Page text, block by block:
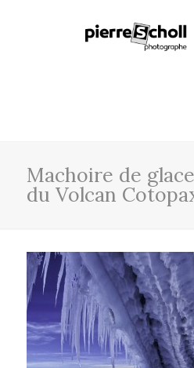
Machoire de
du Volcan